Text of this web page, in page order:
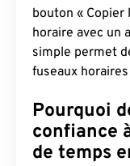
bouton « Copier
horaire avec un
simple permet
fuseaux
Pourquoi
confiance
de temps